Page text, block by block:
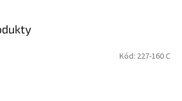
Kód: 227-160 C